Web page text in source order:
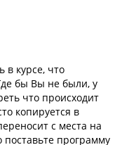
в курсе, что
бы Вы не были, у
что происходит
копируется в
с места на
поставьте программу